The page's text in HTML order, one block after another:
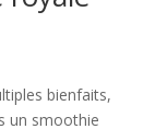
bienfaits,
un smoothie